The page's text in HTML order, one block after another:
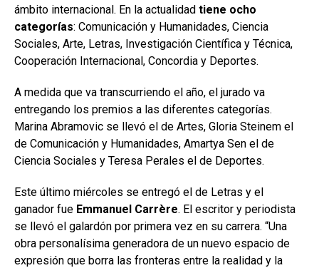
ámbito internacional. En la actualidad tiene ocho
categorías: Comunicación y Humanidades, Ciencia
Sociales, Arte, Letras, Investigación Científica y Técnica,
Cooperación Internacional, Concordia y Deportes.
A medida que va transcurriendo el año, el jurado va
entregando los premios a las diferentes categorías.
Marina Abramovic se llevó el de Artes, Gloria Steinem el
de Comunicación y Humanidades, Amartya Sen el de
Ciencia Sociales y Teresa Perales el de Deportes.
Este último miércoles se entregó el de Letras y el
ganador fue Emmanuel Carrère. El escritor y periodista
se llevó el galardón por primera vez en su carrera. “Una
obra personalísima generadora de un nuevo espacio de
expresión que borra las fronteras entre la realidad y la